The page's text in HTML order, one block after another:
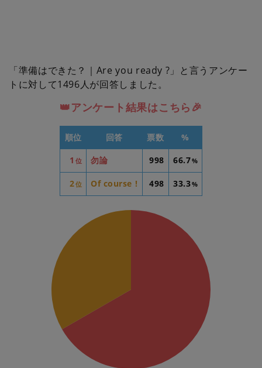
「準備はできた？｜Are you ready ?」と言うアンケー
トに対して1496人が回答しました。
👑アンケート結果はこちら🎉
順位 回答 票数 %
1 位 勿論 998 66.7%
2位 Of course ! 498 33.3%